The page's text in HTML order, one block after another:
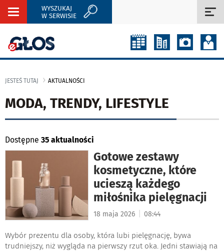
Rozwiń
WYSZUKAJ
W SERWISIE
JESTEŚ TUTAJ AKTUALNOŚCI
MODA, TRENDY, LIFESTYLE
Dostępne 35 aktualności
Gotowe zestawy
kosmetyczne, które
ucieszą każdego
miłośnika pielęgnacji
18 maja 2026 08:44
Wybór prezentu dla osoby, która lubi pielęgnację, bywa
trudniejszy, niż wygląda na pierwszy rzut oka. Jedni stawiają na